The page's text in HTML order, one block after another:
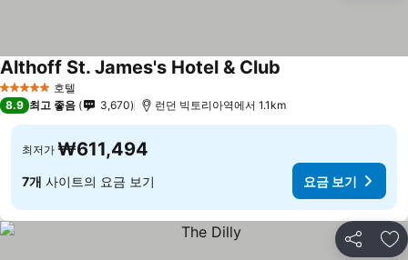
5 성급 호텔
Althoff St. James's Hotel & Club
8.9 최고 좋음 3,670 런던 빅토리아역에서 1.1km
최저가 ₩611,494
7개 사이트의 요금 보기 요금 보기
공유 즐